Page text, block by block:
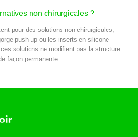
non chirurgicales ?
pour des solutions non chirurgicales,
push-up ou les inserts en silicone
solutions ne modifient pas la structure
façon permanente.